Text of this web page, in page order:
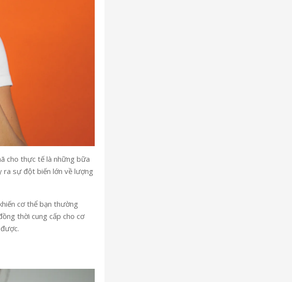
cho thực tế là những bữa
ra sự đột biến lớn về lượng
cơ thể bạn thường
thời cung cấp cho cơ